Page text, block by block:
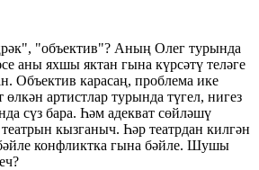
"объектив"? Аның Олег турында
аны яхшы яктан гына күрсәтү теләге
Объектив карасаң, проблема ике
артистлар турында түгел, нигез
сүз бара. Һәм адекват сөйләшү
кызганыч. Һәр театрдан килгән
конфликтка гына бәйле. Шушы